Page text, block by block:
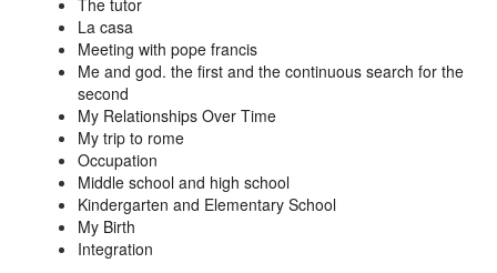
The tutor
La casa
Meeting with pope francis
Me and god. the first and the continuous search for the
second
My Relationships Over Time
My trip to rome
Occupation
Middle school and high school
Kindergarten and Elementary School
My Birth
Integration